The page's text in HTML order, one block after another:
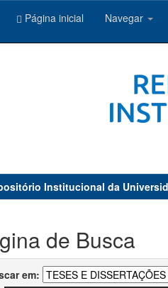
Página inicial Navegar
Institucional da
de Busca
em: